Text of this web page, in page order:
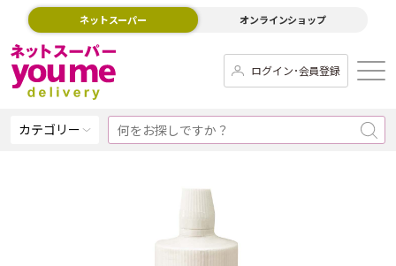
ネットスーパー オンラインショップ
ログイン･会員登録
カテゴリー